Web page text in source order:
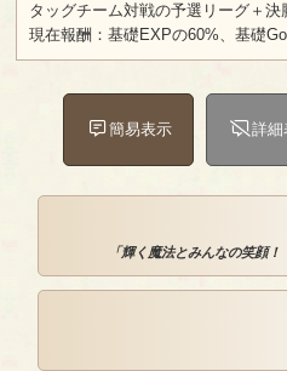
タッグチーム対戦の予選リーグ＋決
現在報酬：基礎EXPの60%、基礎
簡易表示 詳細
「輝く魔法とみんなの笑顔